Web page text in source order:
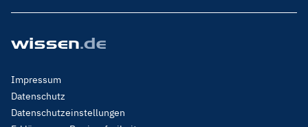
Footer
Menu
Legal
Impressum
Datenschutz
Datenschutzeinstellungen